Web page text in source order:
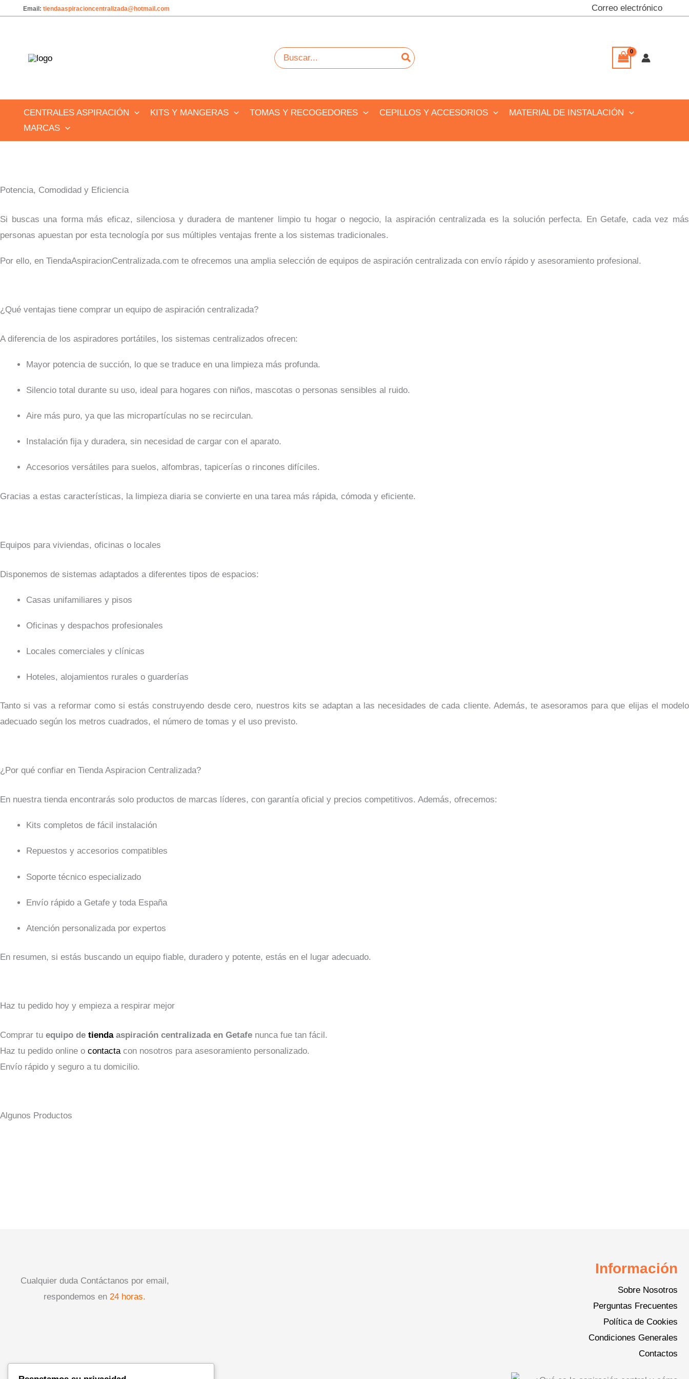
Email: tiendaaspiracioncentralizada@hotmail.com Correo electrónico
Buscar
por:
CENTRALES ASPIRACIÓN KITS Y MANGERAS TOMAS Y RECOGEDORES CEPILLOS Y ACCESORIOS
MATERIAL DE INSTALACIÓN
MARCAS
Potencia, Comodidad y Eficiencia
Si buscas una forma más eficaz, silenciosa y duradera de mantener limpio tu hogar o negocio, la aspiración centralizada es la solución perfecta. En Getafe, cada vez más
personas apuestan por esta tecnología por sus múltiples ventajas frente a los sistemas tradicionales.
Por ello, en TiendaAspiracionCentralizada.com te ofrecemos una amplia selección de equipos de aspiración centralizada con envío rápido y asesoramiento profesional.
¿Qué ventajas tiene comprar un equipo de aspiración centralizada?
A diferencia de los aspiradores portátiles, los sistemas centralizados ofrecen:
Mayor potencia de succión, lo que se traduce en una limpieza más profunda.
Silencio total durante su uso, ideal para hogares con niños, mascotas o personas sensibles al ruido.
Aire más puro, ya que las micropartículas no se recirculan.
Instalación fija y duradera, sin necesidad de cargar con el aparato.
Accesorios versátiles para suelos, alfombras, tapicerías o rincones difíciles.
Gracias a estas características, la limpieza diaria se convierte en una tarea más rápida, cómoda y eficiente.
Equipos para viviendas, oficinas o locales
Disponemos de sistemas adaptados a diferentes tipos de espacios:
Casas unifamiliares y pisos
Oficinas y despachos profesionales
Locales comerciales y clínicas
Hoteles, alojamientos rurales o guarderías
Tanto si vas a reformar como si estás construyendo desde cero, nuestros kits se adaptan a las necesidades de cada cliente. Además, te asesoramos para que elijas el modelo
adecuado según los metros cuadrados, el número de tomas y el uso previsto.
¿Por qué confiar en Tienda Aspiracion Centralizada?
En nuestra tienda encontrarás solo productos de marcas líderes, con garantía oficial y precios competitivos. Además, ofrecemos:
Kits completos de fácil instalación
Repuestos y accesorios compatibles
Soporte técnico especializado
Envío rápido a Getafe y toda España
Atención personalizada por expertos
En resumen, si estás buscando un equipo fiable, duradero y potente, estás en el lugar adecuado.
Haz tu pedido hoy y empieza a respirar mejor
Comprar tu equipo de tiendaaspiración centralizada en Getafe nunca fue tan fácil.
Haz tu pedido online o contactacon nosotros para asesoramiento personalizado.
Envío rápido y seguro a tu domicilio.
Algunos Productos
Cualquier duda Contáctanos por email,
respondemos en 24 horas.
Información
Sobre Nosotros
Perguntas Frecuentes
Política de Cookies
Condiciones Generales
Contactos